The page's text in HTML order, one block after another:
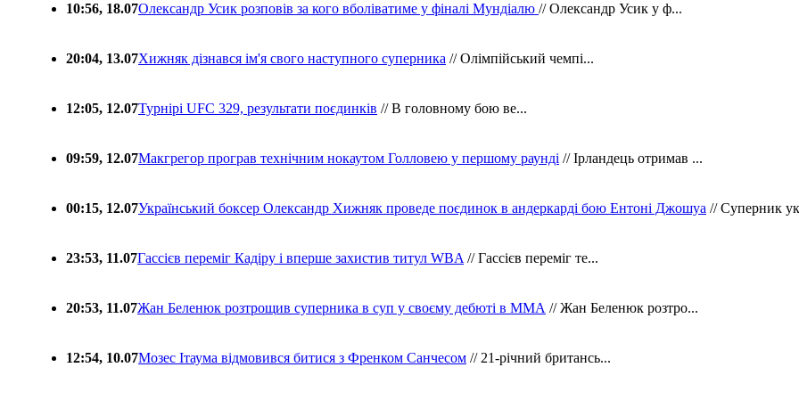
10:56, 18.07Олександр Усик розповів за кого вболіватиме у фіналі Мундіалю // Олександр Усик у ф...
20:04, 13.07Хижняк дізнався ім'я свого наступного суперника // Олімпійський чемпі...
12:05, 12.07Турнірі UFC 329, результати поєдинків // В головному бою ве...
09:59, 12.07Макгрегор програв технічним нокаутом Голловею у першому раунді // Ірландець отримав ...
00:15, 12.07Український боксер Олександр Хижняк проведе поєдинок в андеркарді бою Ентоні Джошуа // Суперник
23:53, 11.07Гассієв переміг Кадіру і вперше захистив титул WBA // Гассієв переміг те...
20:53, 11.07Жан Беленюк розтрощив суперника в суп у своєму дебюті в ММА // Жан Беленюк розтро...
12:54, 10.07Мозес Ітаума відмовився битися з Френком Санчесом // 21-річний британсь...